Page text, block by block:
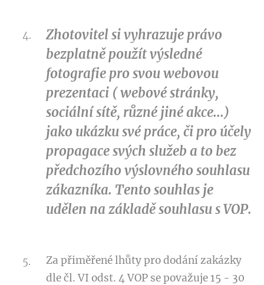
Zhotovitel si vyhrazuje právo
bezplatně použít výsledné
fotografie pro svou webovou
prezentaci ( webové stránky,
sociální sítě, různé jiné akce...)
jako ukázku své práce, či pro účely
propagace svých služeb a to bez
předchozího výslovného souhlasu
zákazníka. Tento souhlas je
udělen na základě souhlasu s VOP.
Za přiměřené lhůty pro dodání zakázky
dle čl. VI odst. 4 VOP se považuje 15 - 30